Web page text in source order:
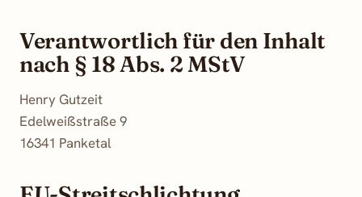
Verantwortlich für den Inhalt
nach § 18 Abs. 2 MStV
Henry Gutzeit
Edelweißstraße 9
16341 Panketal